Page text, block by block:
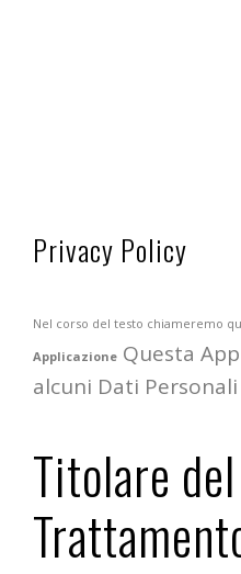
Privacy Policy
Nel corso del testo chiameremo
Applicazione Questa
alcuni Dati
Titolare del